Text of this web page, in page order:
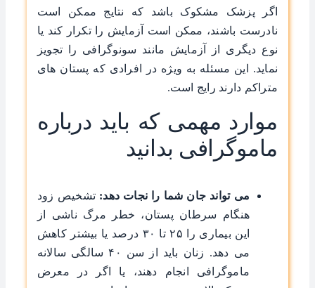
اگر پزشک مشکوک باشد که نتایج ممکن است
نادرست باشند، ممکن است آزمایش را تکرار کند یا
نوع دیگری از آزمایش مانند سونوگرافی را تجویز
نماید. این مسئله به ‌ویژه در افرادی که پستان ‌های
متراکم دارند رایج است.
موارد مهمی که باید درباره
ماموگرافی بدانید
می ‌تواند جان شما را نجات دهد:تشخیص زود
هنگام سرطان پستان، خطر مرگ ناشی از
این بیماری را ۲۵ تا ۳۰ درصد یا بیشتر کاهش
می ‌دهد. زنان باید از سن ۴۰ سالگی سالانه
ماموگرافی انجام دهند، یا اگر در معرض